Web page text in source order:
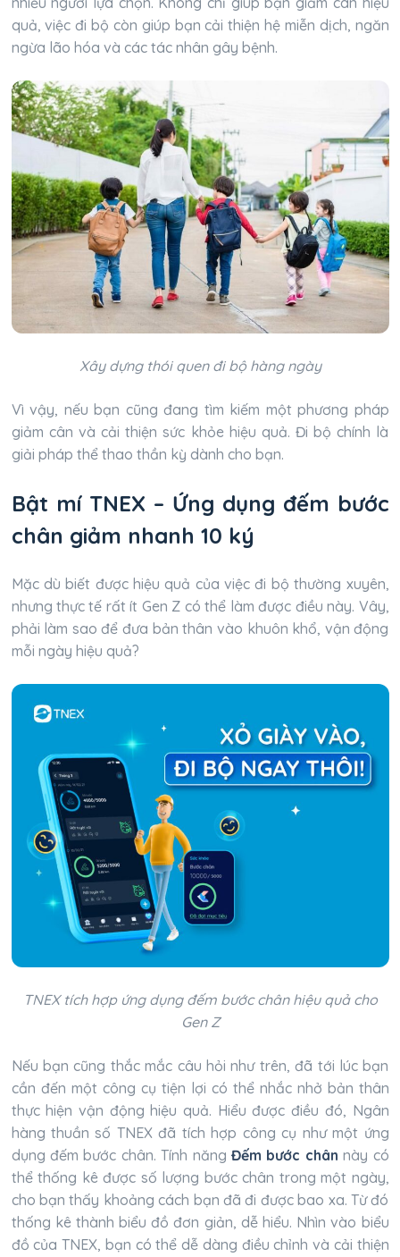
quả, việc đi bộ còn giúp bạn cải thiện hệ miễn dịch, ngăn
ngừa lão hóa và các tác nhân gây bệnh.
Xây dựng thói quen đi bộ hàng ngày
Vì vậy, nếu bạn cũng đang tìm kiếm một phương pháp
giảm cân và cải thiện sức khỏe hiệu quả. Đi bộ chính là
giải pháp thể thao thần kỳ dành cho bạn.
Bật mí TNEX – Ứng dụng đếm bước
chân giảm nhanh 10 ký
Mặc dù biết được hiệu quả của việc đi bộ thường xuyên,
nhưng thực tế rất ít Gen Z có thể làm được điều này. Vây,
phải làm sao để đưa bản thân vào khuôn khổ, vận động
mỗi ngày hiệu quả?
TNEX tích hợp ứng dụng đếm bước chân hiệu quả cho
Gen Z
Nếu bạn cũng thắc mắc câu hỏi như trên, đã tới lúc bạn
cần đến một công cụ tiện lợi có thể nhắc nhở bản thân
thực hiện vận động hiệu quả. Hiểu được điều đó, Ngân
hàng thuần số TNEX đã tích hợp công cụ như một ứng
dụng đếm bước chân. Tính năng Đếm bước chân này có
thể thống kê được số lượng bước chân trong một ngày,
cho bạn thấy khoảng cách bạn đã đi được bao xa. Từ đó
thống kê thành biểu đồ đơn giản, dễ hiểu. Nhìn vào biểu
đồ của TNEX, bạn có thể dễ dàng điều chỉnh và cải thiện